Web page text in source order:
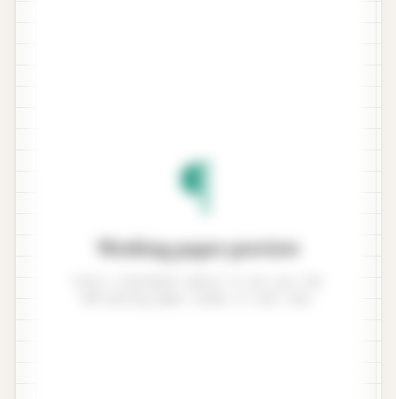
¶
Working paper preview